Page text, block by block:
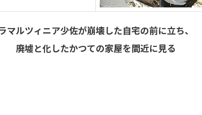
マルツィニア少佐が崩壊した自宅の前に立ち、
廃墟と化したかつての家屋を間近に見る